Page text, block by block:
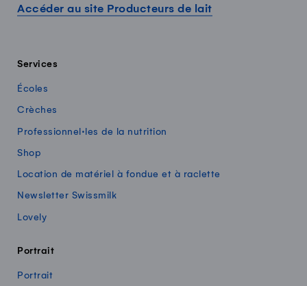
Accéder au site Producteurs de lait
Services
Écoles
Crèches
Professionnel·les de la nutrition
Shop
Location de matériel à fondue et à raclette
Newsletter Swissmilk
Lovely
Portrait
Portrait